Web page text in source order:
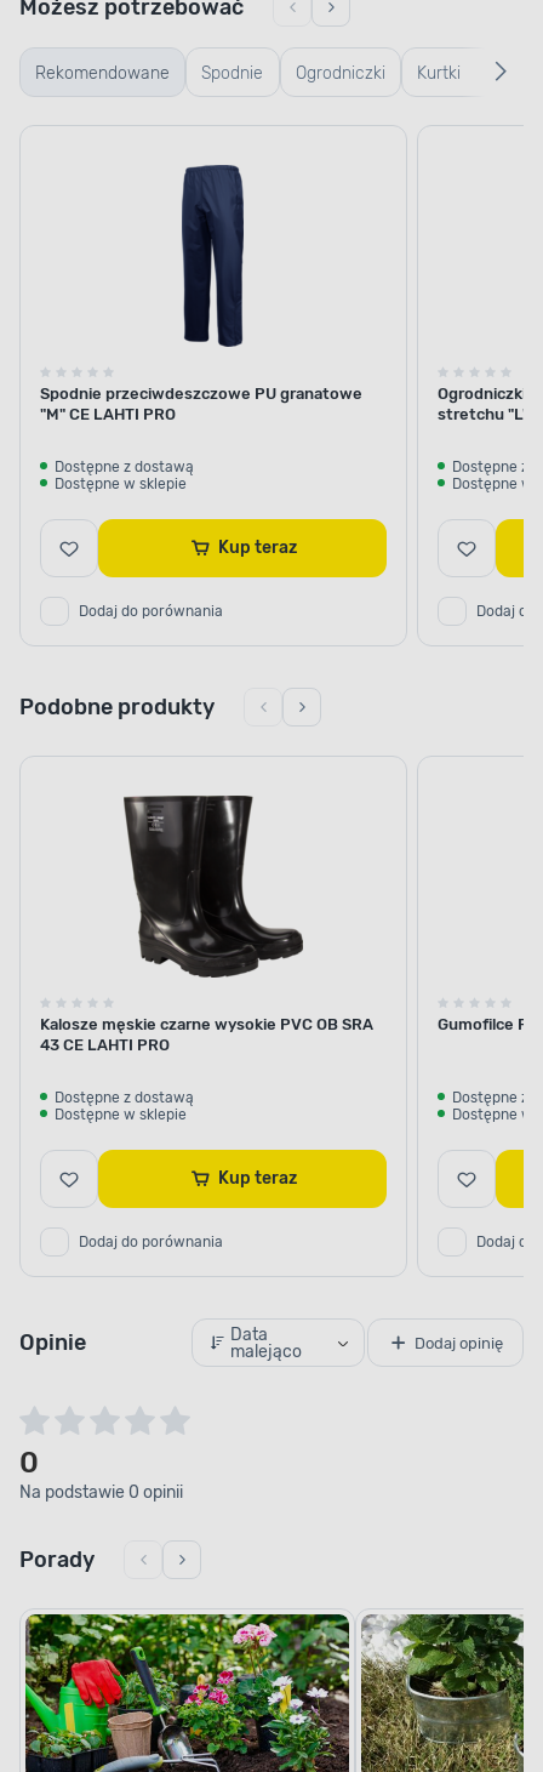
Rekomendowane Spodnie
robocze
Ogrodniczki Kurtki
robocze
Możesz potrzebować
Spodnie przeciwdeszczowe PU granatowe
"M" CE LAHTI PRO
Dostępne z dostawą
Dostępne w sklepie
Kup teraz
Dodaj do porównania
Ogrodniczki
stretchu
Dostępne z
Dostępne w
Dodaj do
Podobne produkty
Kalosze męskie czarne wysokie PVC OB SRA
43 CE LAHTI PRO
Dostępne z dostawą
Dostępne w sklepie
Kup teraz
Dodaj do porównania
Gumofilce
Dostępne z
Dostępne w
Dodaj do
Opinie
Data
malejąco
Dodaj opinię
0
Na podstawie 0 opinii
Porady